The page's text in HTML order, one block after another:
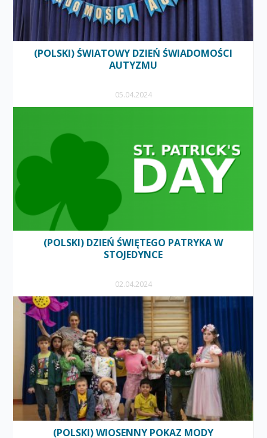
(POLSKI) ŚWIATOWY DZIEŃ ŚWIADOMOŚCI
AUTYZMU
05.04.2024
(POLSKI) DZIEŃ ŚWIĘTEGO PATRYKA W
STOJEDYNCE
02.04.2024
(POLSKI) WIOSENNY POKAZ MODY